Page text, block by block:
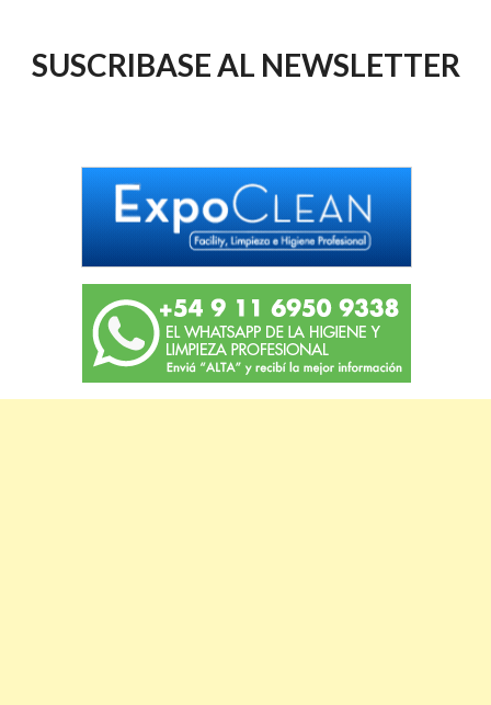
SUSCRIBASE AL NEWSLETTER